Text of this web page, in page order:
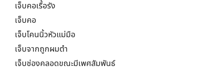
เจ็บคอเรื้อรัง
เจ็บคอ
เจ็บโคนนิ้วหัวแม่มือ
เจ็บจากถูกผมตำ
เจ็บช่องคลอดขณะมีเพศสัมพันธ์